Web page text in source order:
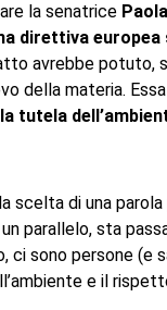
la senatrice
direttiva
avrebbe potuto,
della materia.
tutela
scelta di una
parallelo, sta
sono persone (e
e il